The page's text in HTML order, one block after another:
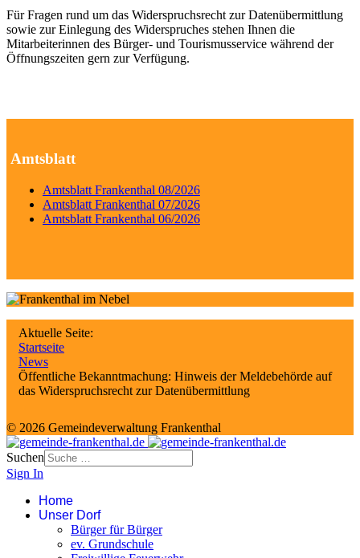
Für Fragen rund um das Widerspruchsrecht zur Datenübermittlung
sowie zur Einlegung des Widerspruches stehen Ihnen die
Mitarbeiterinnen des Bürger- und Tourismusservice während der
Öffnungszeiten gern zur Verfügung.
Amtsblatt
Amtsblatt Frankenthal 08/2026
Amtsblatt Frankenthal 07/2026
Amtsblatt Frankenthal 06/2026
Aktuelle Seite:
Startseite
News
Öffentliche Bekanntmachung: Hinweis der Meldebehörde auf
das Widerspruchsrecht zur Datenübermittlung
© 2026 Gemeindeverwaltung Frankenthal
Suchen
Sign In
Home
Unser Dorf
Bürger für Bürger
ev. Grundschule